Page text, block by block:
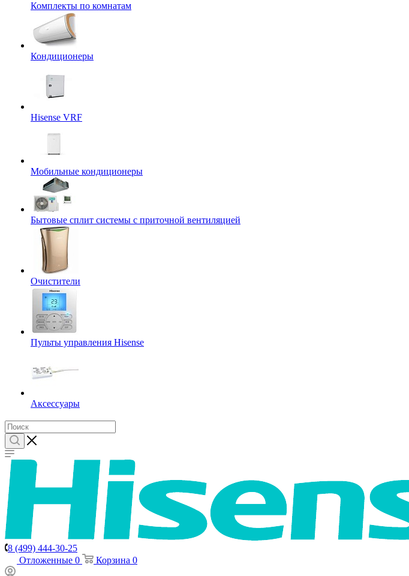
Комплекты по комнатам
Кондиционеры
Hisense VRF
Мобильные кондиционеры
Бытовые сплит системы с приточной вентиляцией
Очистители
Пульты управления Hisense
Аксессуары
8 (499) 444-30-25
Отложенные 0 Корзина 0